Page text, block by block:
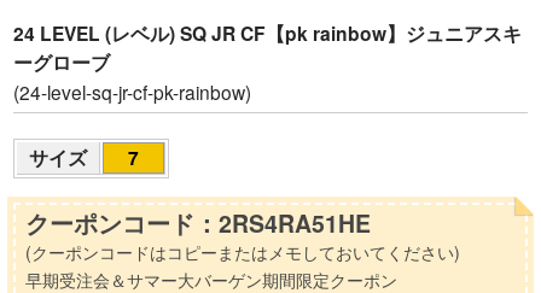
24 LEVEL (レベル) SQ JR CF【pk rainbow】ジュニアスキ
ーグローブ
(24-level-sq-jr-cf-pk-rainbow)
サイズ 7
クーポンコード：2RS4RA51HE
(クーポンコードはコピーまたはメモしておいてください)
早期受注会＆サマー大バーゲン期間限定クーポン